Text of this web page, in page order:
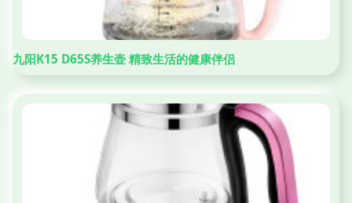
九阳K15 D65S养生壶 精致生活的健康伴侣